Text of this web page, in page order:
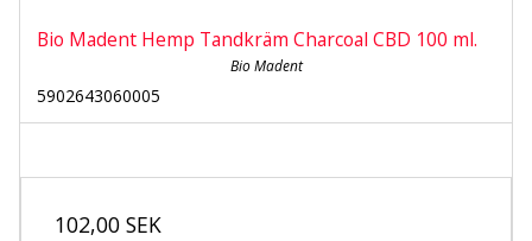
Bio Madent Hemp Tandkräm Charcoal CBD 100 ml.
Bio Madent
5902643060005
102,00 SEK